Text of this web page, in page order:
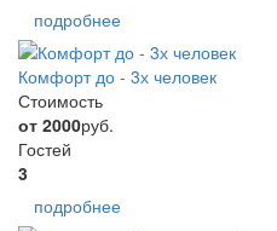
подробнее
Комфорт до - 3х человек
Стоимость
от 2000руб.
Гостей
3
подробнее